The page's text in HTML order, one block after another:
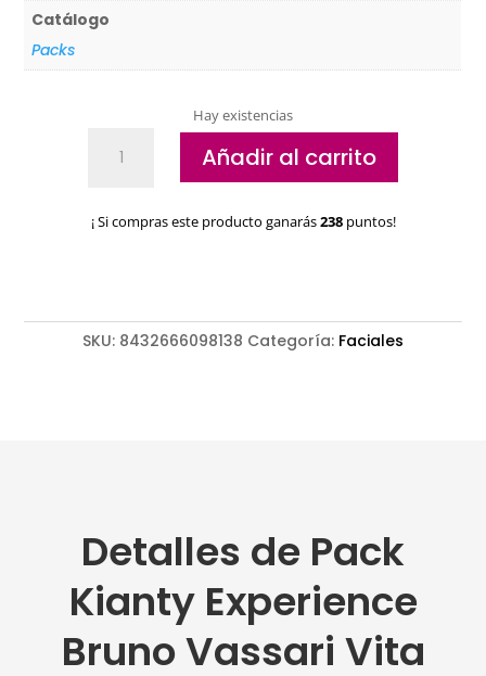
Catálogo
Packs
Hay existencias
Kianty
Bruno
2025
Añadir al carrito
¡ Si compras este producto ganarás238puntos!
SKU: 8432666098138 Categoría: Faciales
Detalles de Pack
Kianty Experience
Bruno Vassari Vita